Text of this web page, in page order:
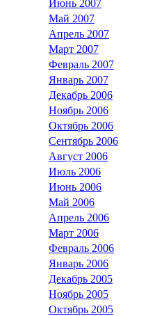
Июнь 2007
Май 2007
Апрель 2007
Март 2007
Февраль 2007
Январь 2007
Декабрь 2006
Ноябрь 2006
Октябрь 2006
Сентябрь 2006
Август 2006
Июль 2006
Июнь 2006
Май 2006
Апрель 2006
Март 2006
Февраль 2006
Январь 2006
Декабрь 2005
Ноябрь 2005
Октябрь 2005